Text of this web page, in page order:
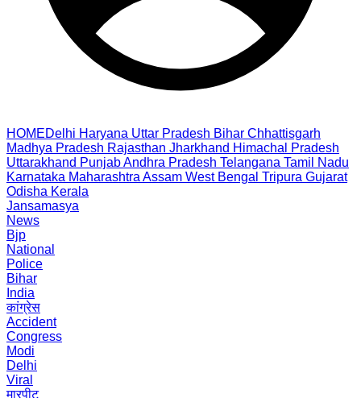
HOMEDelhi Haryana Uttar Pradesh Bihar Chhattisgarh
Madhya Pradesh Rajasthan Jharkhand Himachal Pradesh
Uttarakhand PunjabAndhra Pradesh Telangana Tamil Nadu
Karnataka Maharashtra Assam West Bengal Tripura Gujarat
Odisha Kerala
Jansamasya
News
Bjp
National
Police
Bihar
India
कांग्रेस
Accident
Congress
Modi
Delhi
Viral
मारपीट